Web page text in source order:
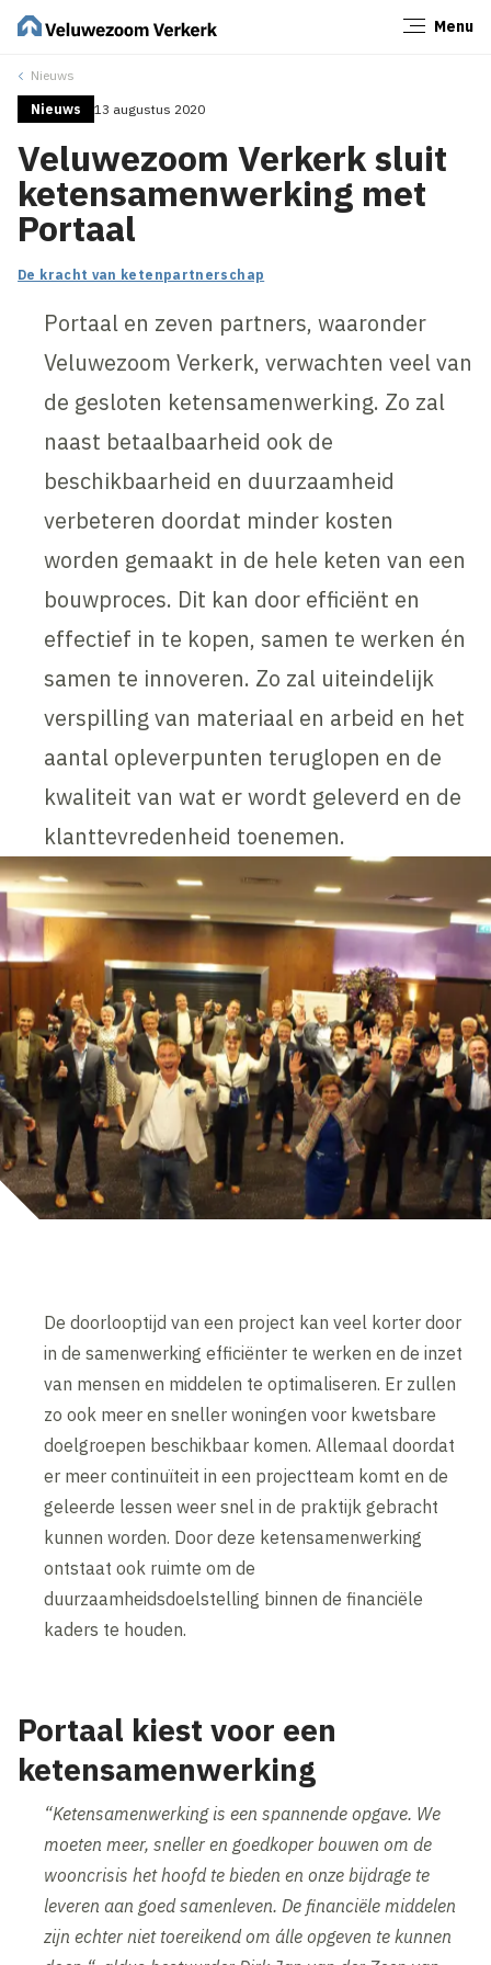
Menu
Nieuws
Nieuws 13 augustus 2020
Veluwezoom Verkerk sluit
ketensamenwerking met
Portaal
De kracht van ketenpartnerschap
Portaal en zeven partners, waaronder
Veluwezoom Verkerk, verwachten veel van
de gesloten ketensamenwerking. Zo zal
naast betaalbaarheid ook de
beschikbaarheid en duurzaamheid
verbeteren doordat minder kosten
worden gemaakt in de hele keten van een
bouwproces. Dit kan door efficiënt en
effectief in te kopen, samen te werken én
samen te innoveren. Zo zal uiteindelijk
verspilling van materiaal en arbeid en het
aantal opleverpunten teruglopen en de
kwaliteit van wat er wordt geleverd en de
klanttevredenheid toenemen.
De doorlooptijd van een project kan veel korter door
in de samenwerking efficiënter te werken en de inzet
van mensen en middelen te optimaliseren. Er zullen
zo ook meer en sneller woningen voor kwetsbare
doelgroepen beschikbaar komen. Allemaal doordat
er meer continuïteit in een projectteam komt en de
geleerde lessen weer snel in de praktijk gebracht
kunnen worden. Door deze ketensamenwerking
ontstaat ook ruimte om de
duurzaamheidsdoelstelling binnen de financiële
kaders te houden.
Portaal kiest voor een
ketensamenwerking
“Ketensamenwerking is een spannende opgave. We
moeten meer, sneller en goedkoper bouwen om de
wooncrisis het hoofd te bieden en onze bijdrage te
leveren aan goed samenleven. De financiële middelen
zijn echter niet toereikend om álle opgeven te kunnen
Sluiten